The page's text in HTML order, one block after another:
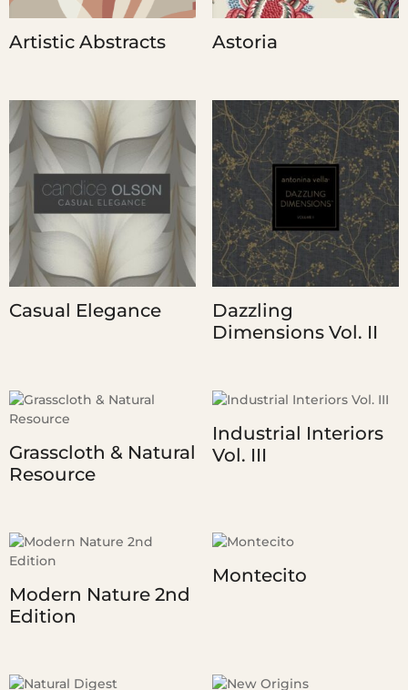
Artistic Abstracts Astoria
Casual Elegance
Dazzling
Dimensions Vol. II
Grasscloth & Natural
Resource
Industrial Interiors
Vol. III
Modern Nature 2nd
Edition
Montecito